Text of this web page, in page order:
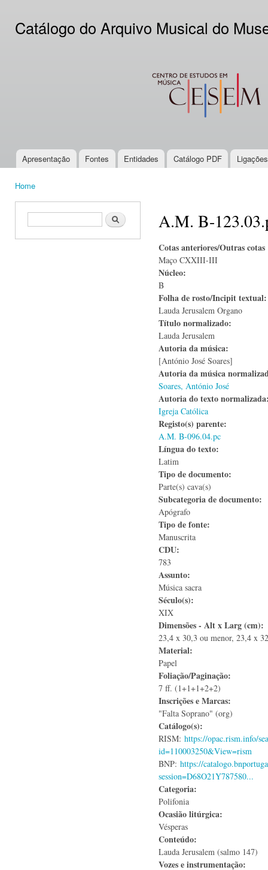
Catálogo do Arquivo Musical do
CESEM
Main menu
Apresentação Fontes Entidades Catálogo PDF
Home
Search form Search A.M. B-
Cotas anteriores/Outras
Maço CXXIII-III
Núcleo:
B
Folha de rosto/Incipit
Lauda Jerusalem Organo
Título normalizado:
Lauda Jerusalem
Autoria da música:
[António José Soares]
Autoria da música
Soares, António José
Autoria do texto
Igreja Católica
Registo(s) parente:
A.M. B-096.04.pc
Língua do texto:
Latim
Tipo de documento:
Parte(s) cava(s)
Subcategoria de documento:
Apógrafo
Tipo de fonte:
Manuscrita
CDU:
783
Assunto:
Música sacra
Século(s):
XIX
Dimensões - Alt x Larg (cm):
23,4 x 30,3 ou menor, 23,4 x
Material:
Papel
Foliação/Paginação:
7 ff. (1+1+1+2+2)
Inscrições e Marcas:
"Falta Soprano" (org)
Catálogo(s):
RISM: https://opac.rism.info/
id=110003250&View=rism
BNP: https://
session=D68O21Y787580...
Categoria:
Polifonia
Ocasião litúrgica:
Vésperas
Conteúdo:
Lauda Jerusalem (salmo 147)
Vozes e instrumentação: